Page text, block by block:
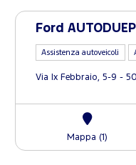
Assistenza autoveicoli
Via Ix Febbraio, 5-9 -
Mappa (1)